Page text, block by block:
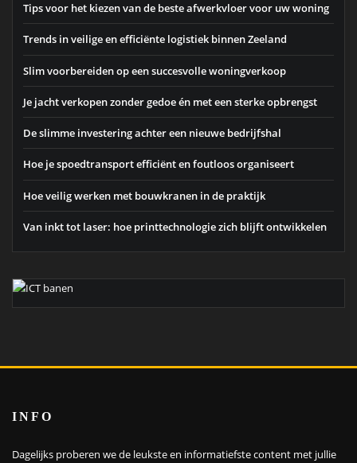
Tips voor het kiezen van de beste afwerkvloer voor uw woning
Trends in veilige en efficiënte logistiek binnen Zeeland
Slim voorbereiden op een succesvolle woningverkoop
Je jacht verkopen zonder gedoe én met een sterke opbrengst
De slimme investering achter een nieuwe bedrijfshal
Hoe je spoedtransport efficiënt en foutloos organiseert
Hoe veilig werken met bouwkranen in de praktijk
Van inkt tot laser: hoe printtechnologie zich blijft ontwikkelen
INFO
Dagelijks proberen we de leukste en informatiefste content met jullie